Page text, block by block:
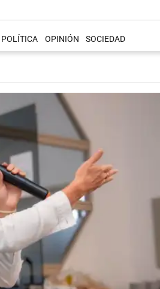
POLÍTICA OPINIÓN SOCIEDAD